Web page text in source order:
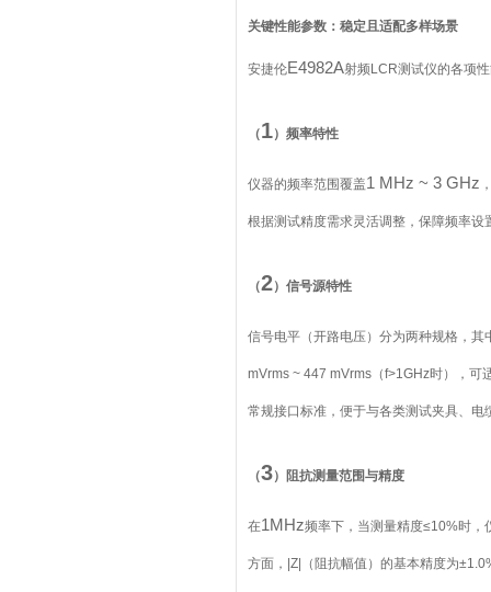
关键性能参数：稳定且适配多样场景
安捷伦E4982A射频LCR测试仪的各项
（1）频率特性
仪器的频率范围覆盖1 MHz ~ 3 GHz
根据测试精度需求灵活调整，保障频率设
（2）信号源特性
信号电平（开路电压）分为两种规格，其
mVrms ~ 447 mVrms （f>1GHz时），可
常规接口标准，便于与各类测试夹具、电
（3）阻抗测量范围与精度
在1MHz频率下，当测量精度≤10%时，
方面， |Z| （阻抗幅值）的基本精度为